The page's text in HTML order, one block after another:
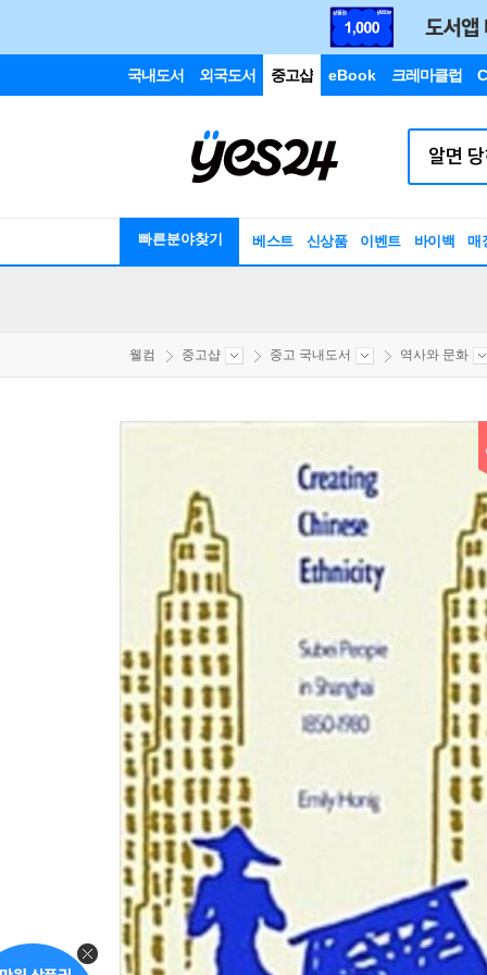
국내도서 외국도서 중고샵 eBook 크레마클럽
빠른분야찾기 베스트 신상품 이벤트 바이백 매
웰컴 중고샵 중고 국내도서 역사와 문화